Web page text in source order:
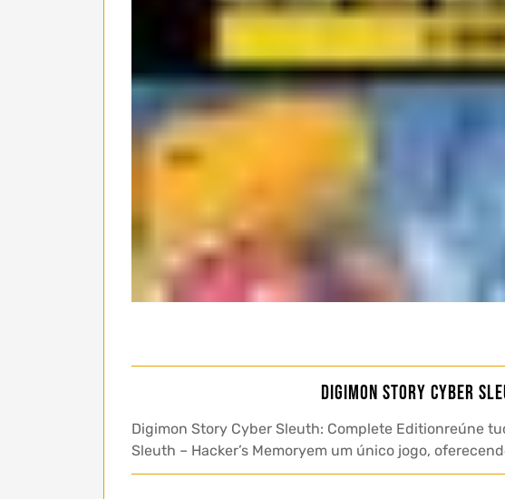
Digimon Story Cyber
Digimon Story Cyber Sleuth: Complete Editionreúne
Sleuth – Hacker’s Memoryem um único jogo,